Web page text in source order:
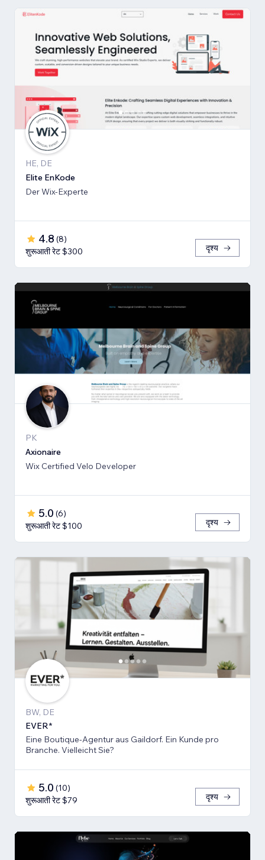
HE, DE
Elite EnKode
Der Wix-Experte
4.8 (8)
शुरूआती रेट $300
दृश्य
PK
Axionaire
Wix Certified Velo Developer
5.0 (6)
शुरूआती रेट $100
दृश्य
BW, DE
EVER*
Eine Boutique-Agentur aus Gaildorf. Ein Kunde pro
Branche. Vielleicht Sie?
5.0 (10)
शुरूआती रेट $79
दृश्य